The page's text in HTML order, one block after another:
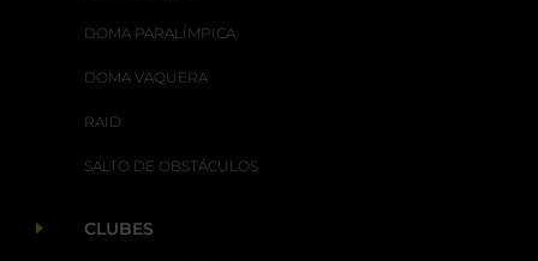
DOMA PARALÍMPICA
DOMA VAQUERA
RAID
SALTO DE OBSTÁCULOS
E CLUBES